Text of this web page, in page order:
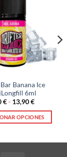
Banana Ice
6ml
€- 13,90€Rango
precios:
desde
OPCIONES